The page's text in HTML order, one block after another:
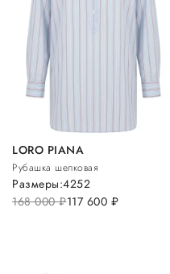
LORO PIANA
Рубашка шелковая
168 000руб.117 600 руб.
Размеры:4252